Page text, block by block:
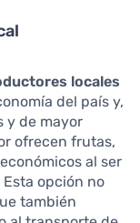
locales
del país y,
y de mayor
ofrecen frutas,
al ser
opción no
también